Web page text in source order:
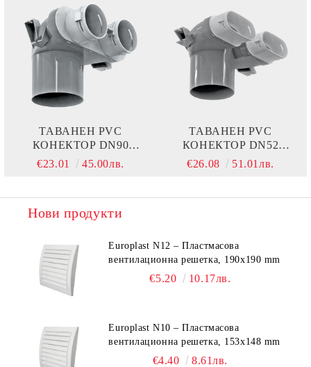
ТАВАНЕН PVC
КОНЕКТОР DN90
VENTS 0810125/90X2
€23.01 45.00лв.
ТАВАНЕН PVC
КОНЕКТОР DN52
VENTS 0810125/52X2
€26.08 51.01лв.
Нови продукти
Europlast N12 – Пластмасова
вентилационна решетка, 190x190 mm
€5.20 10.17лв.
Europlast N10 – Пластмасова
вентилационна решетка, 153x148 mm
€4.40 8.61лв.